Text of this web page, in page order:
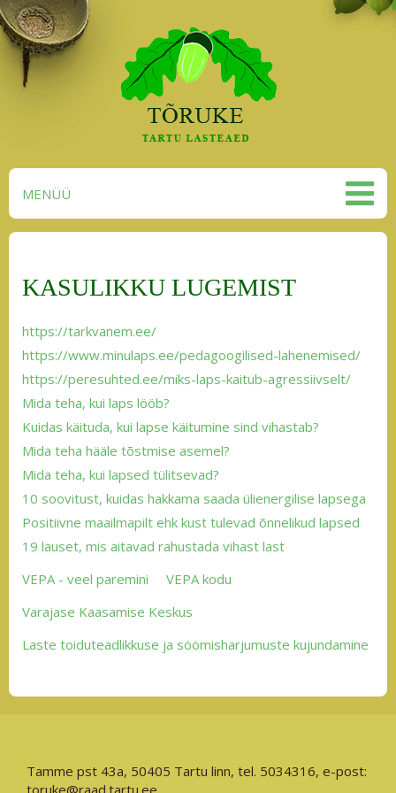
MENÜÜ
KASULIKKU LUGEMIST
https://tarkvanem.ee/
https://www.minulaps.ee/pedagoogilised-lahenemised/
https://peresuhted.ee/miks-laps-kaitub-agressiivselt/
Mida teha, kui laps lööb?
Kuidas käituda, kui lapse käitumine sind vihastab?
Mida teha hääle tõstmise asemel?
Mida teha, kui lapsed tülitsevad?
10 soovitust, kuidas hakkama saada ülienergilise lapsega
Positiivne maailmapilt ehk kust tulevad õnnelikud lapsed
19 lauset, mis aitavad rahustada vihast last
VEPA - veel paremini
VEPA kodu
Varajase Kaasamise Keskus
Laste toiduteadlikkuse ja söömisharjumuste kujundamine
Tamme pst 43a, 50405 Tartu linn, tel. 5034316, e-post:
toruke@raad.tartu.ee